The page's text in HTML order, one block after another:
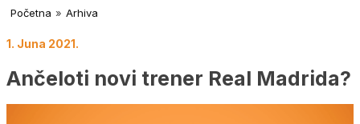
Početna » Arhiva
1. Juna 2021.
Ančeloti novi trener Real Madrida?